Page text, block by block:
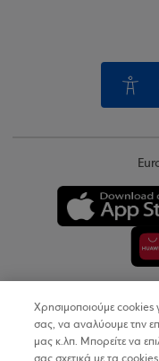
Χρησιμοποιούμε cookies
σας, να αναλύουμε την
μας κ.λπ. Μπορείτε να